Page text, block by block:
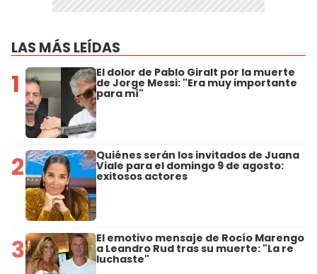
LAS MÁS LEÍDAS
1 El dolor de Pablo Giralt por la muerte
de Jorge Messi: "Era muy importante
para mí"
2 Quiénes serán los invitados de Juana
Viale para el domingo 9 de agosto:
exitosos actores
3 El emotivo mensaje de Rocío Marengo
a Leandro Rud tras su muerte: "La re
luchaste"